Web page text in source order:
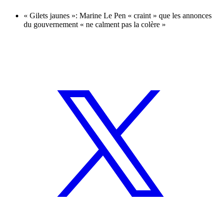
« Gilets jaunes »: Marine Le Pen « craint » que les annonces
du gouvernement « ne calment pas la colère »